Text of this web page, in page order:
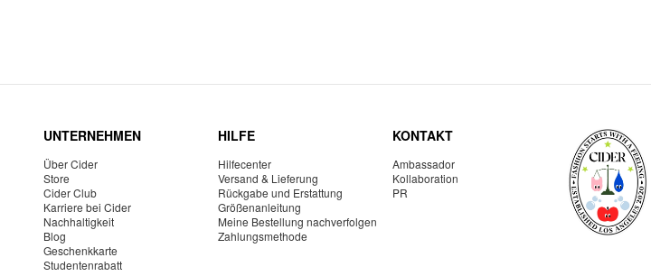
UNTERNEHMEN
Über Cider
Store
Cider Club
Karriere bei Cider
Nachhaltigkeit
Blog
Geschenkkarte
Studentenrabatt
HILFE
Hilfecenter
Versand & Lieferung
Rückgabe und Erstattung
Größenanleitung
Meine Bestellung nachverfolgen
Zahlungsmethode
KONTAKT
Ambassador
Kollaboration
PR